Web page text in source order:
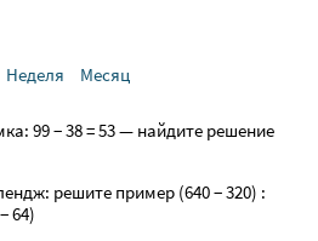
Неделя Месяц
99 − 38 = 53 — найдите решение
решите пример (640 − 320) :
64)